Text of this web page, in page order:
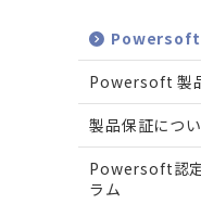
Powersoft
Powersoft 製
製品保証につ
Powersoft認
ラム